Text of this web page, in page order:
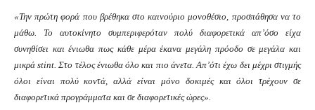
«Την πρώτη φορά που βρέθηκα στο καινούριο μονοθέσιο, προσπάθησα να το
μάθω. Το αυτοκίνητο συμπεριφερόταν πολύ διαφορετικά απ’όσο είχα
συνηθίσει και ένιωθα πως κάθε μέρα έκανα μεγάλη πρόοδο σε μεγάλα και
μικρά stint. Στο τέλος ένιωθα όλο και πιο άνετα. Απ’ότι έχω δει μέχρι στιγμής
όλοι είναι πολύ κοντά, αλλά είναι μόνο δοκιμές και όλοι τρέχουν σε
διαφορετικά προγράμματα και σε διαφορετικές ώρες».